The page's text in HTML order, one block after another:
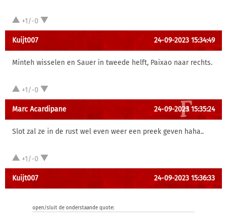
+1/-0
Kuijt007 24-09-2023 15:34:49
Minteh wisselen en Sauer in tweede helft, Paixao naar rechts.
+1/-0
Marc Acardipane 24-09-2023 15:35:24
Slot zal ze in de rust wel even weer een preek geven haha..
+1/-0
Kuijt007 24-09-2023 15:36:33
open/sluit de onderstaande quote: